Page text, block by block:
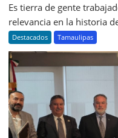
Es tierra de gente
relevancia en la historia
Destacados Tamaulipas